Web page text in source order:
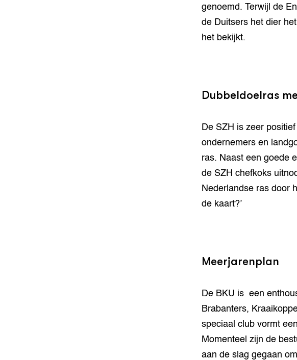
genoemd. Terwijl de
de Duitsers het dier
het bekijkt.
Dubbeldoelras
De SZH is zeer
ondernemers en
ras. Naast een goede
de SZH chefkoks
Nederlandse ras door
de kaart?’
Meerjarenplan
De BKU is een
Brabanters,
speciaal club vormt
Momenteel zijn de
aan de slag gegaan